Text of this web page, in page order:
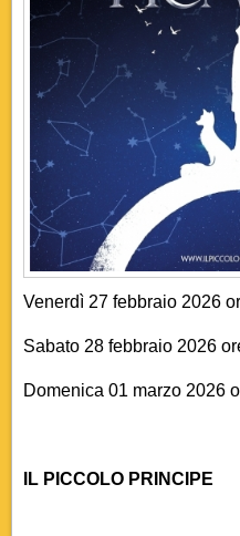
Venerdì 27 febbraio 2026
Sabato 28 febbraio 2026
Domenica 01 marzo 2026
IL PICCOLO PRINCIPE